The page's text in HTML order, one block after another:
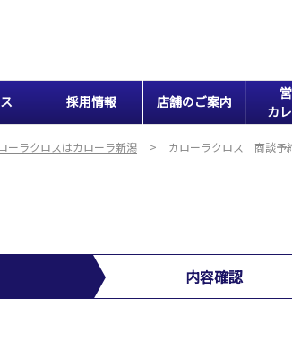
採用情報 店舗のご案内
カ
ーラクロスはカローラ新潟 カローラクロス 商談予
内容確認